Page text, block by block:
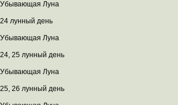
Убывающая Луна
24 лунный день
Убывающая Луна
24, 25 лунный день
Убывающая Луна
25, 26 лунный день